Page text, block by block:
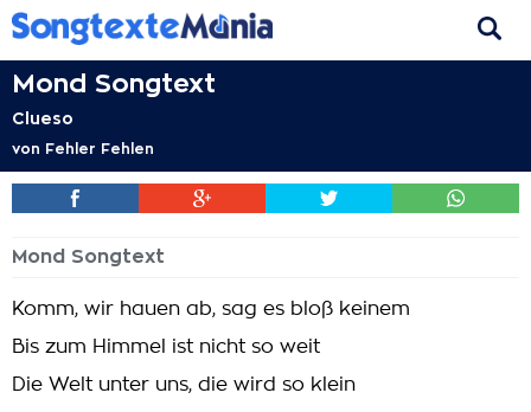
Mond Songtext
Clueso
von Fehler Fehlen
Mond Songtext
Komm, wir hauen ab, sag es bloß keinem
Bis zum Himmel ist nicht so weit
Die Welt unter uns, die wird so klein